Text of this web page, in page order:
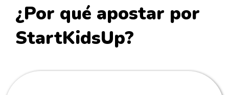
¿Por qué apostar por
StartKidsUp?